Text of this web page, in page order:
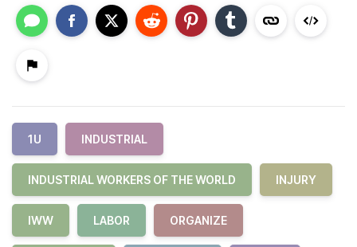
1U INDUSTRIAL
INDUSTRIAL WORKERS OF THE WORLD INJURY
IWW LABOR ORGANIZE